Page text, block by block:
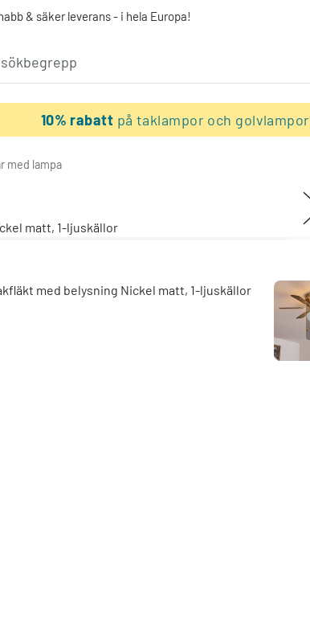
& säker leverans - i hela Europa!
10% rabatt på taklampor och golvlampor
med lampa